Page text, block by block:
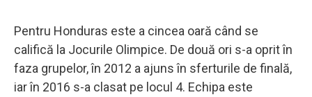
Pentru Honduras este a cincea oară când se
califică la Jocurile Olimpice. De două ori s-a oprit în
faza grupelor, în 2012 a ajuns în sferturile de finală,
iar în 2016 s-a clasat pe locul 4. Echipa este